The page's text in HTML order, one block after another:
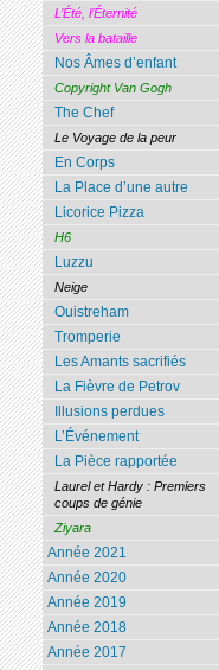
L’Été, l’Éternité
Vers la bataille
Nos Âmes d’enfant
Copyright Van Gogh
The Chef
Le Voyage de la peur
En Corps
La Place d’une autre
Licorice Pizza
H6
Luzzu
Neige
Ouistreham
Tromperie
Les Amants sacrifiés
La Fièvre de Petrov
Illusions perdues
L’Événement
La Pièce rapportée
Laurel et Hardy : Premiers
coups de génie
Ziyara
Année 2021
Année 2020
Année 2019
Année 2018
Année 2017